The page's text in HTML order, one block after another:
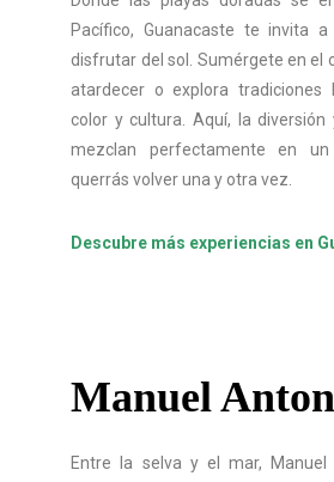
Pacífico, Guanacaste te invita
disfrutar del sol. Sumérgete en el
atardecer o explora tradiciones
color y cultura. Aquí, la diversión
mezclan perfectamente en
querrás volver una y otra vez.
Descubre más experiencias en
Manuel
Entre la selva y el mar,